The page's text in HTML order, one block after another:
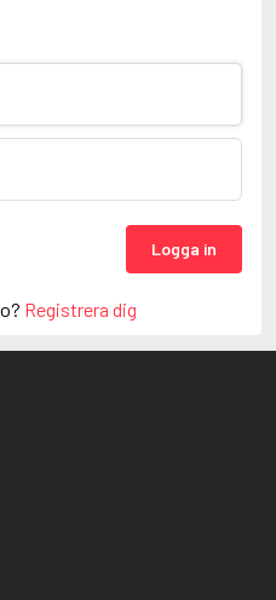
Logga in
Registrera dig